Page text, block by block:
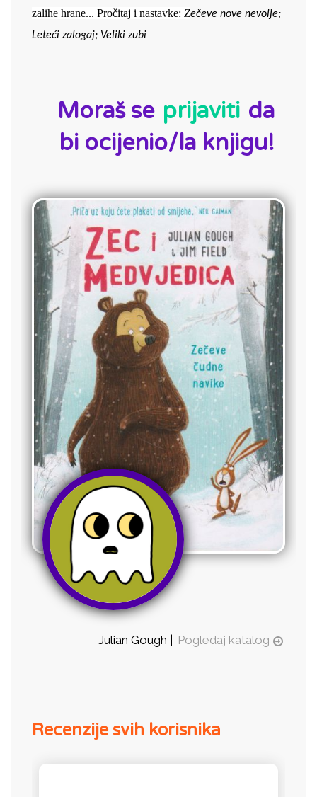
zalihe hrane... Pročitaj i nastavke: Z
Leteći zalogaj; Veliki zubi
Moraš se prijaviti da
bi ocijenio/la knjigu!
Julian Gough | Pogledaj katalog
Recenzije svih korisnika